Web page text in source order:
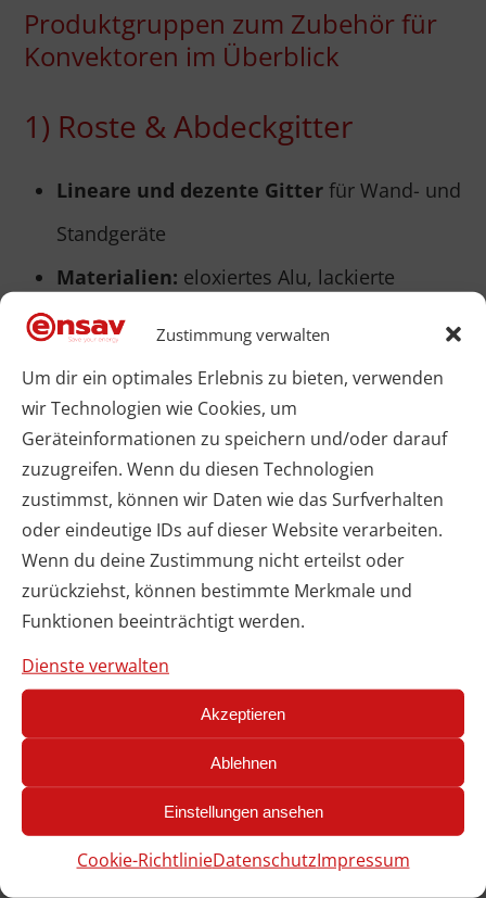
Zustimmung verwalten
Um dir ein optimales Erlebnis zu bieten, verwenden
wir Technologien wie Cookies, um
Geräteinformationen zu speichern und/oder darauf
zuzugreifen. Wenn du diesen Technologien
zustimmst, können wir Daten wie das Surfverhalten
oder eindeutige IDs auf dieser Website verarbeiten.
Wenn du deine Zustimmung nicht erteilst oder
zurückziehst, können bestimmte Merkmale und
Funktionen beeinträchtigt werden.
Dienste verwalten
Akzeptieren
Ablehnen
Einstellungen ansehen
Cookie-RichtlinieDatenschutzImpressum
Produktgruppen zum Zubehör für
Konvektoren im Überblick
1) Roste & Abdeckgitter
Lineare und dezente Gitter für Wand- und
Standgeräte
Materialien: eloxiertes Alu, lackierte
Ausführung, auf Wunsch RAL-Sonderfarben
Funktion:
schützt Wärmetauscher, lenkt
den Luftauftrieb und schließt die Optik
sauber ab
2) Halterungen & Standfüße
Das ist alles im Standard Lieferprogramm
enthalten
Wandkonsoleninkl. Befestigungsmaterial
für tragfähigen Untergrund
Standfüße/Sockelfür freistehende
Konvektoren – stabil, unauffällig, mit
Bodenbefestigung